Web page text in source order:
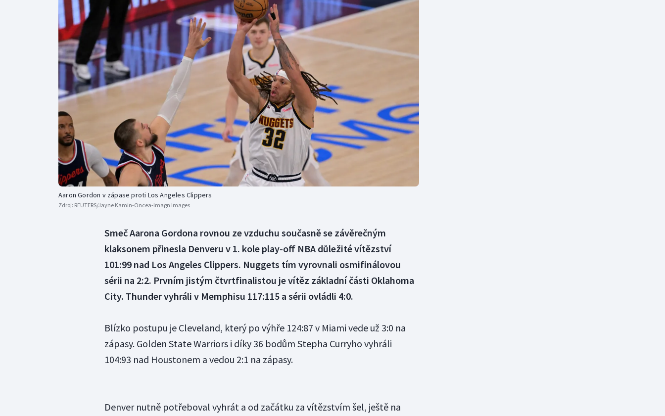
Curling
Dostihy
Florbal
Futsal
Golf
Gymnastika
Moderní pětiboj
Motorsport
Olympijské hry
Parasport
Plavání
Plážový volejbal
Triatlon
Vodní slalom
Ostatní
Aaron Gordon v zápase proti Los Angeles Clippers
Zdroj: REUTERS/Jayne Kamin-Oncea-Imagn Images
Smeč Aarona Gordona rovnou ze vzduchu současně se závěrečným
klaksonem přinesla Denveru v 1. kole play-off NBA důležité vítězství
101:99 nad Los Angeles Clippers. Nuggets tím vyrovnali osmifinálovou
sérii na 2:2. Prvním jistým čtvrtfinalistou je vítěz základní části Oklahoma
City. Thunder vyhráli v Memphisu 117:115 a sérii ovládli 4:0.
Blízko postupu je Cleveland, který po výhře 124:87 v Miami vede už 3:0 na
zápasy. Golden State Warriors i díky 36 bodům Stepha Curryho vyhráli
104:93 nad Houstonem a vedou 2:1 na zápasy.
Denver nutně potřeboval vyhrát a od začátku za vítězstvím šel, ještě na